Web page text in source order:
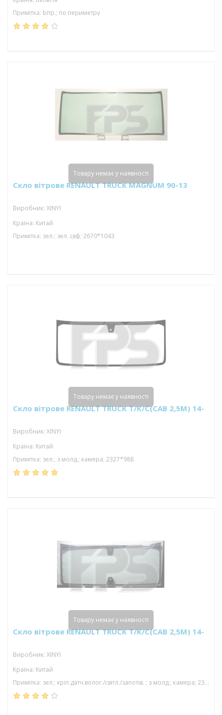
Примітка: bітр.; по периметру
Скло вітрове RENAULT TRUCK MAGNUM 90-13
Виробник: XINYI
Країна: Китай
Примітка: зел.; зел. свф; 2670*1043
Товару немає у наявності
Скло вітрове RENAULT TRUCK T/K/C(CAB 2,5M) 14-
Виробник: XINYI
Країна: Китай
Примітка: зел.; з молд.; камера; 2327*988
Товару немає у наявності
Скло вітрове RENAULT TRUCK T/K/C(CAB 2,5M) 14-
Виробник: XINYI
Країна: Китай
Примітка: зел.; кріп.датч.волог./світл./запотів. ; з молд.; камера; 2327*988
Товару немає у наявності